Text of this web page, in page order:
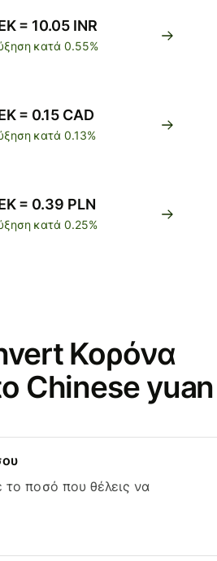
= 10.05 INR
κατά 0.55%
= 0.15 CAD
κατά 0.13%
= 0.39 PLN
κατά 0.25%
Κορόνα
Chinese yuan
το ποσό που θέλεις να